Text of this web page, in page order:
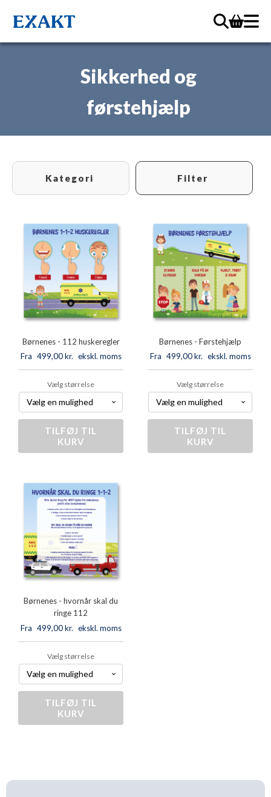
Sikkerhed og
førstehjælp
Kategori Filter
Børnenes - 112 huskeregler
Fra 499,00kr. ekskl. moms
Vælg størrelse
Børnenes
-
112
TILFØJ TIL
KURV
Børnenes - Førstehjælp
Fra 499,00kr. ekskl. moms
Vælg størrelse
Børnenes
-
Førstehjælp
TILFØJ TIL
KURV
Børnenes - hvornår skal du
ringe 112
Fra 499,00kr. ekskl. moms
Vælg størrelse
Børnenes
-
hvornår
antal
TILFØJ TIL
KURV